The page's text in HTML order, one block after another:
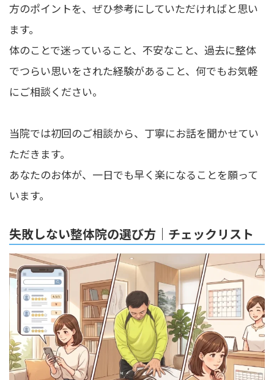
方のポイントを、ぜひ参考にしていただければと思い
ます。
体のことで迷っていること、不安なこと、過去に整体
でつらい思いをされた経験があること、何でもお気軽
にご相談ください。
当院では初回のご相談から、丁寧にお話を聞かせてい
ただきます。
あなたのお体が、一日でも早く楽になることを願って
います。
失敗しない整体院の選び方｜チェックリスト